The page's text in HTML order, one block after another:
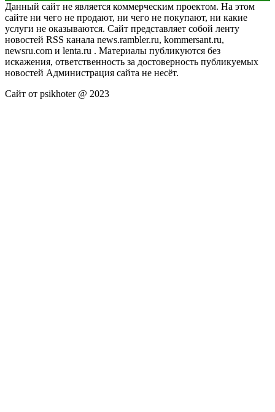
Данный сайт не является коммерческим проектом. На этом
сайте ни чего не продают, ни чего не покупают, ни какие
услуги не оказываются. Сайт представляет собой ленту
новостей RSS канала news.rambler.ru, kommersant.ru,
newsru.com и lenta.ru . Материалы публикуются без
искажения, ответственность за достоверность публикуемых
новостей Администрация сайта не несёт.
Сайт от psikhoter @ 2023